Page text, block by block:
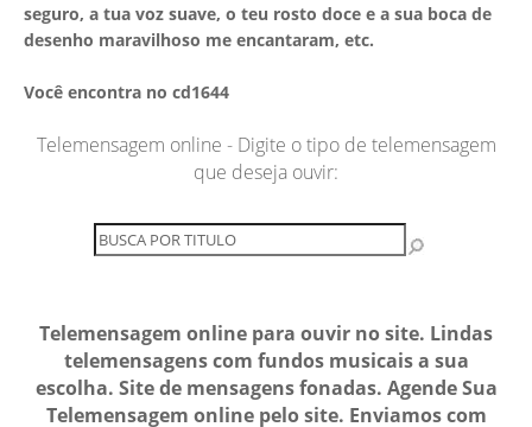
seguro, a tua voz suave, o teu rosto doce e a sua boca de
desenho maravilhoso me encantaram, etc.
Você encontra no cd1644
Telemensagem online - Digite o tipo de telemensagem
que deseja ouvir:
Telemensagem online para ouvir no site. Lindas
telemensagens com fundos musicais a sua
escolha. Site de mensagens fonadas. Agende Sua
Telemensagem online pelo site. Enviamos com